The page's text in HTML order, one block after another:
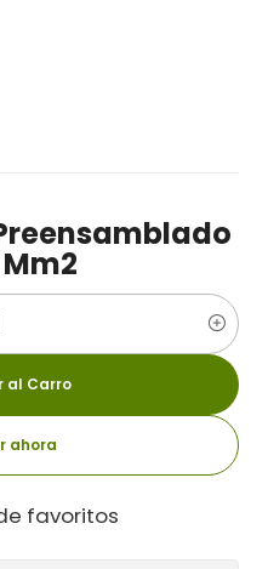
Mm2
al Carro
ahora
favoritos